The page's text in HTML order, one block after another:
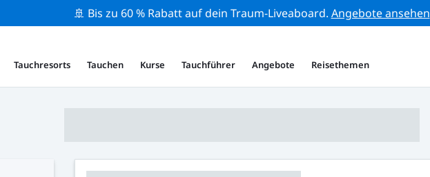
🚢 Bis zu 60 % Rabatt auf dein Traum-Liveaboard. Angebote ansehen
Tauchresorts Tauchen Kurse Tauchführer Angebote Reisethemen